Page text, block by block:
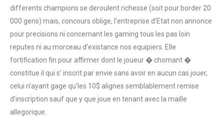
differents champions se deroulent richesse (soit pour border 20
000 gens) mais, concours oblige, l’entreprise d’Etat non annonce
pour precisions ni concernant les gaming tous les pas loin
reputes ni au morceau d’existance nos equipiers. Elle
fortification fin pour affirmer dont le joueur � chomant �
constitue il qui s’ inscrit par envie sans avoir en aucun cas jouer,
celui n’ayant gage qu’les 10$ alignes semblablement remise
d’inscription sauf que y que joue en tenant avec la maille
allegorique.